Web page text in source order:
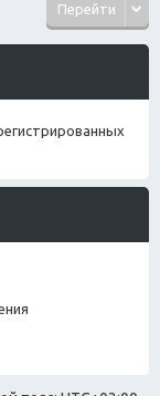
Перейти